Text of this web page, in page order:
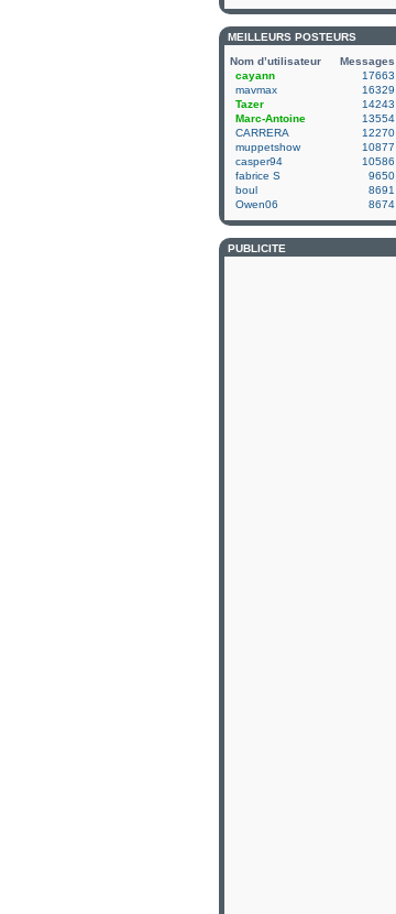
MEILLEURS POSTEURS
Nom d’utilisateur
Messages
cayann
17663
mavmax
16329
Tazer
14243
Marc-Antoine
13554
CARRERA
12270
muppetshow
10877
casper94
10586
fabrice S
9650
boul
8691
Owen06
8674
PUBLICITÉ